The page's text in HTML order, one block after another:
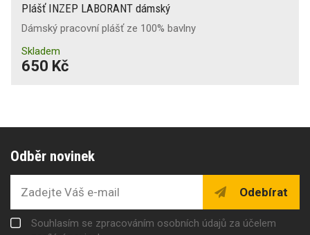
Plášť INZEP LABORANT dámský
Dámský pracovní plášť ze 100% bavlny
Skladem
650 Kč
Odběr novinek
Odebírat
Souhlasím se zpracováním osobních údajů za účelem